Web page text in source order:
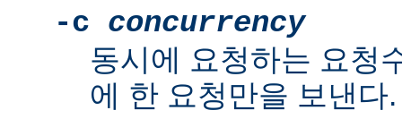
-c concurrency
동시에 요청하는 요청
에 한 요청만을 보낸다.